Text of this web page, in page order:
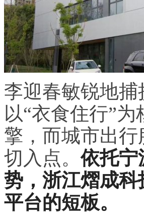
李迎春敏锐地
以“衣食住行”
擎，而城市出
切入点。依托宁
势，浙江熠成
平台的短板。